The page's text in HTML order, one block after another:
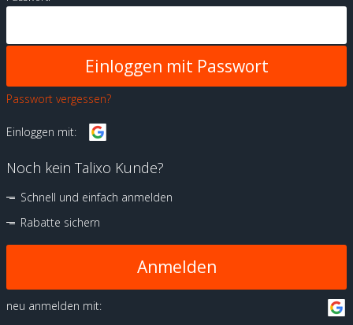
Passwort vergessen?
Einloggen mit:
Noch kein Talixo Kunde?
Schnell und einfach anmelden
Rabatte sichern
Anmelden
neu anmelden mit: